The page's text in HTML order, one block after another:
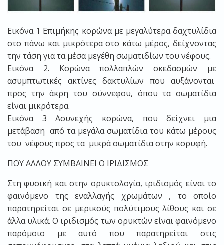
Εικόνα 1 Επιμήκης κορώνα με μεγαλύτερα δαχτυλίδια
στο πάνω και μικρότερα στο κάτω μέρος, δείχνοντας
την τάση για τα μέσα μεγέθη σωματιδίων του νέφους.
Εικόνα 2. Κορώνα πολλαπλών σκεδασμών με
ασυμπτωτικές ακτίνες δακτυλίων που αυξάνονται
προς την άκρη του σύννεφου, όπου τα σωματίδια
είναι μικρότερα.
Εικόνα 3 Ασυνεχής κορώνα, που δείχνει μια
μετάβαση από τα μεγάλα σωματίδια του κάτω μέρους
του νέφους προς τα μικρά σωματίδια στην κορυφή.
ΠΟΥ ΑΛΛΟΥ ΣΥΜΒΑΙΝΕΙ Ο ΙΡΙΔΙΣΜΟΣ
Στη φυσική και στην ορυκτολογία, ιριδισμός είναι το
φαινόμενο της εναλλαγής χρωμάτων , το οποίο
παρατηρείται σε μερικούς πολύτιμους λίθους και σε
άλλα υλικά. Ο ιριδισμός των ορυκτών είναι φαινόμενο
παρόμοιο με αυτό που παρατηρείται στις